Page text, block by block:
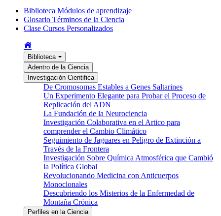
Biblioteca Módulos de aprendizaje
Glosario Términos de la Ciencia
Clase Cursos Personalizados
Biblioteca
Adentro de la Ciencia
Investigación Cientifica
De Cromosomas Estables a Genes Saltarines
Un Experimento Elegante para Probar el Proceso de
Replicación del ADN
La Fundación de la Neurociencia
Investigación Colaborativa en el Artico para
comprender el Cambio Climático
Seguimiento de Jaguares en Peligro de Extinción a
Través de la Frontera
Investigación Sobre Química Atmosférica que Cambió
la Política Global
Revolucionando Medicina con Anticuerpos
Monoclonales
Descubriendo los Misterios de la Enfermedad de
Montaña Crónica
Perfiles en la Ciencia